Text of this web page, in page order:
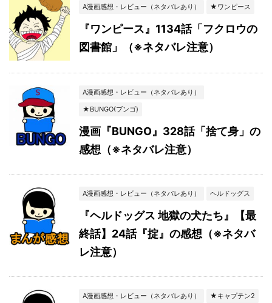
A漫画感想・レビュー（ネタバレあり） ★ワンピース
『ワンピース』1134話「フクロウの
図書館」（※ネタバレ注意）
A漫画感想・レビュー（ネタバレあり）
★BUNGO(ブンゴ)
漫画『BUNGO』328話「捨て身」の
感想（※ネタバレ注意）
A漫画感想・レビュー（ネタバレあり） ヘルドッグス
『ヘルドッグス 地獄の犬たち』【最
終話】24話『掟』の感想（※ネタバ
レ注意）
A漫画感想・レビュー（ネタバレあり） ★キャプテン2